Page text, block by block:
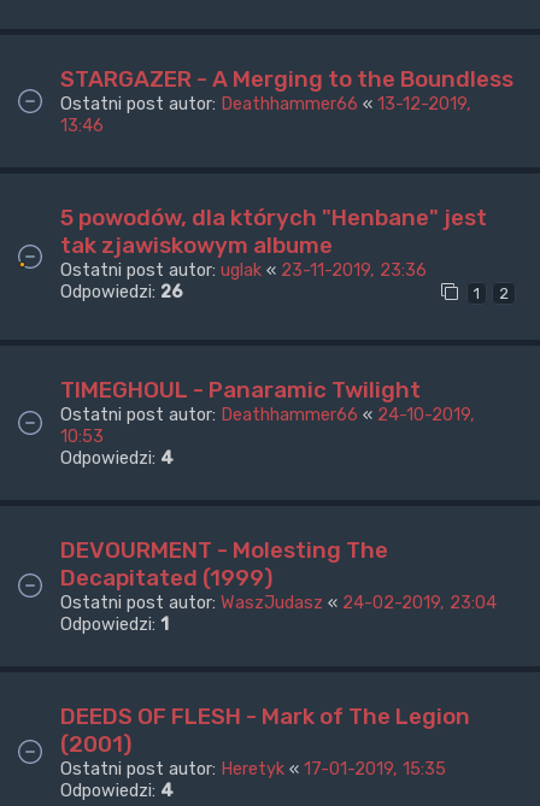
STARGAZER - A Merging to the Boundless
Ostatni post autor: Deathhammer66 « 13-12-2019,
13:46
5 powodów, dla których "Henbane" jest
tak zjawiskowym albume
Ostatni post autor: uglak « 23-11-2019, 23:36
Odpowiedzi: 26 1 2
TIMEGHOUL - Panaramic Twilight
Ostatni post autor: Deathhammer66 « 24-10-2019,
10:53
Odpowiedzi: 4
DEVOURMENT - Molesting The
Decapitated (1999)
Ostatni post autor: WaszJudasz « 24-02-2019, 23:04
Odpowiedzi: 1
DEEDS OF FLESH - Mark of The Legion
(2001)
Ostatni post autor: Heretyk « 17-01-2019, 15:35
Odpowiedzi: 4